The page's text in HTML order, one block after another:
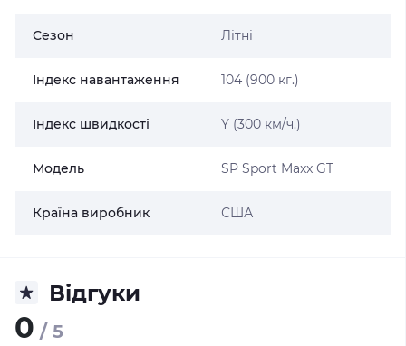
Сезон Літні
Індекс навантаження 104 (900 кг.)
Індекс швидкості Y (300 км/ч.)
Модель SP Sport Maxx GT
Країна виробник США
Відгуки
0 / 5